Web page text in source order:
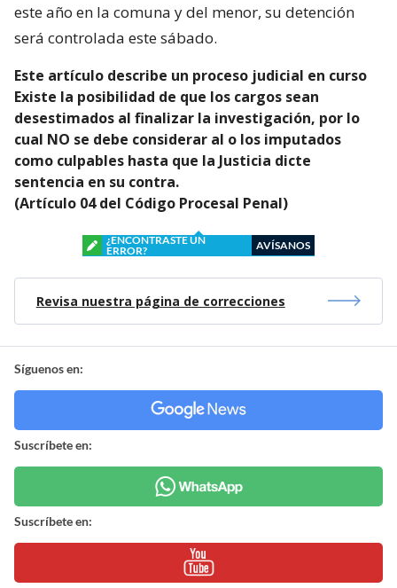
este año en la comuna y del menor, su detención
será controlada este sábado.
Este artículo describe un proceso judicial en curso
Existe la posibilidad de que los cargos sean
desestimados al finalizar la investigación, por lo
cual NO se debe considerar al o los imputados
como culpables hasta que la Justicia dicte
sentencia en su contra.
(Artículo 04 del Código Procesal Penal)
¿ENCONTRASTE UN
ERROR?
AVÍSANOS
Revisa nuestra página de correcciones
Síguenos en:
Suscríbete en:
Suscríbete en: